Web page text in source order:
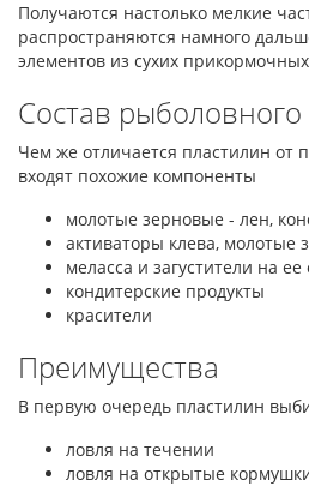
Получаются настолько мелкие
распространяются намного
элементов из сухих
Состав рыболовного
Чем же отличается пластилин от
входят похожие компоненты
молотые зерновые - лен,
активаторы клева, молотые
меласса и загустители на ее
кондитерские продукты
красители
Преимущества
В первую очередь пластилин
ловля на течении
ловля на открытые